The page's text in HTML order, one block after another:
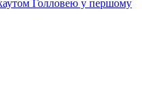
Голловею у першому